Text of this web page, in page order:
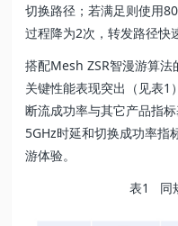
切换路径；若满足则使用
过程降为2次，转发路径快
搭配Mesh ZSR智漫游算
关键性能表现突出（见表1
断流成功率与其它产品指
5GHz时延和切换成功率指
游体验。
表1 同规格产品